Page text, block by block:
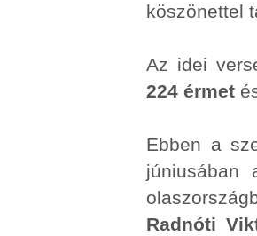
köszönettel
Az idei
224 érmet
Ebben a
júniusában
Radnóti